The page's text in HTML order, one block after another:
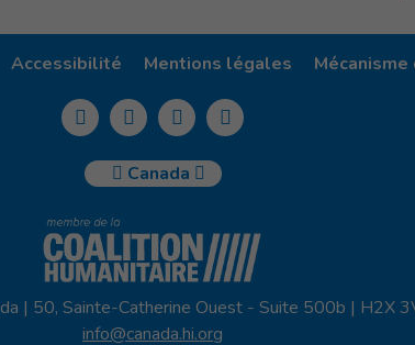
Accessibilité Mentions légales
Canada
| 50, Sainte-Catherine Ouest - Suite 500b | H2X
info@canada.hi.org